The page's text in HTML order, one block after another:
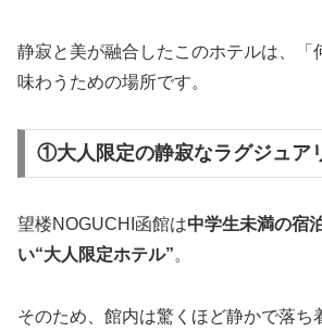
静寂と美が融合したこのホテルは、「
味わうための場所です。
①大人限定の静寂なラグジュア
望楼NOGUCHI函館は中学生未満の宿
い“大人限定ホテル”。
そのため、館内は驚くほど静かで落ち